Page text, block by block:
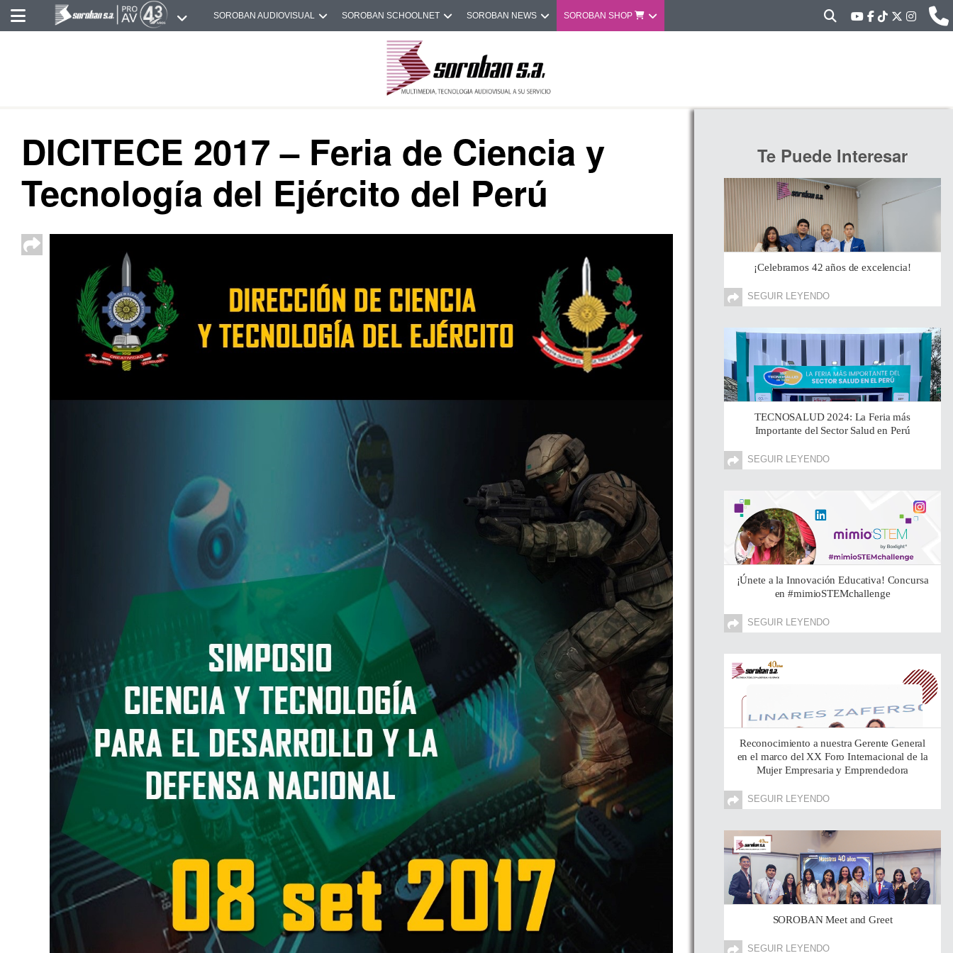
SOROBAN AUDIOVISUAL SOROBAN SCHOOLNET SOROBAN NEWS SOROBAN SHOP
DICITECE 2017 – Feria de Ciencia y
Tecnología del Ejército del Perú
Te Puede Interesar
¡Celebramos 42 años de excelencia!
SEGUIR LEYENDO
TECNOSALUD 2024: La Feria más
Importante del Sector Salud en Perú
SEGUIR LEYENDO
¡Únete a la Innovación Educativa! Concursa
en #mimioSTEMchallenge
SEGUIR LEYENDO
Reconocimiento a nuestra Gerente General
en el marco del XX Foro Internacional de la
Mujer Empresaria y Emprendedora
SEGUIR LEYENDO
SOROBAN Meet and Greet
SEGUIR LEYENDO